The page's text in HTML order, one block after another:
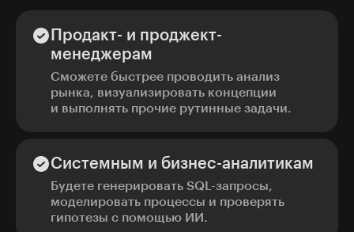
Продакт- и проджект-
менеджерам
Сможете быстрее проводить анализ
рынка, визуализировать концепции
и выполнять прочие рутинные задачи.
Системным и бизнес-аналитикам
Будете генерировать SQL-запросы,
моделировать процессы и проверять
гипотезы с помощью ИИ.